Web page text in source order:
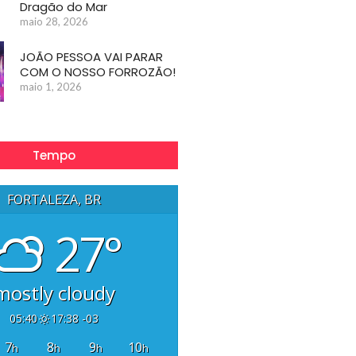
Dragão do Mar
maio 28, 2026
JOÃO PESSOA VAI PARAR
COM O NOSSO FORROZÃO!
maio 1, 2026
Tempo
FORTALEZA, BR
27°
cloudy
05:40 17:38 -03
7h 8h 9h 10h